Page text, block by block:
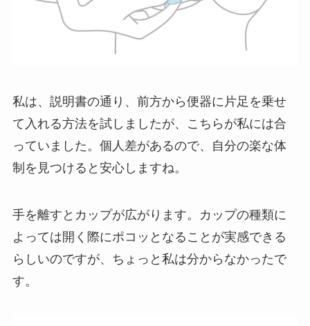
私は、説明書の通り、前方から便器に片足を乗せ
て入れる方法を試しましたが、こちらが私には合
っていました。個人差があるので、自分の楽な体
制を見つけると安心しますね。
手を離すとカップが広がります。カップの種類に
よっては開く際にポコッとなることが実感できる
らしいのですが、ちょっと私は分からなかったで
す。